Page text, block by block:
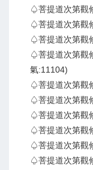
♤菩提道次第觀
♤菩提道次第觀
♤菩提道次第觀
♤菩提道次第觀
氣:11104)
♤菩提道次第觀
♤菩提道次第觀
♤菩提道次第觀
♤菩提道次第觀
♤菩提道次第觀
♤菩提道次第觀